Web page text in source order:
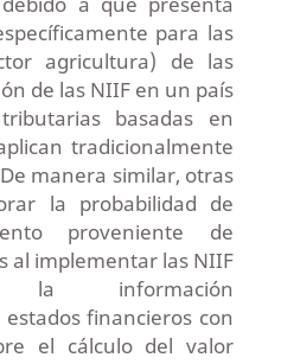
para las
agricultura) de las
de las NIIF en un país
basadas en
tradicionalmente
manera similar, otras
la probabilidad de
proveniente de
al implementar las NIIF
la información
financieros con
el cálculo del valor